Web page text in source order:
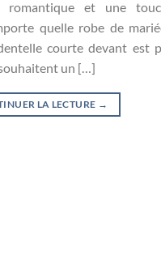
romantique et une
quelle robe de
courte devant est
un […]
LA LECTURE →